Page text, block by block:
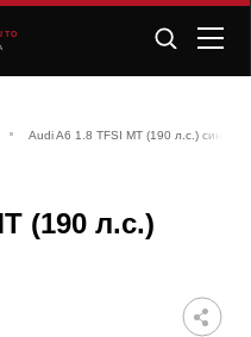
Audi A6 1.8 TFSI МТ (190 л.с.) синий,
(190 л.с.)